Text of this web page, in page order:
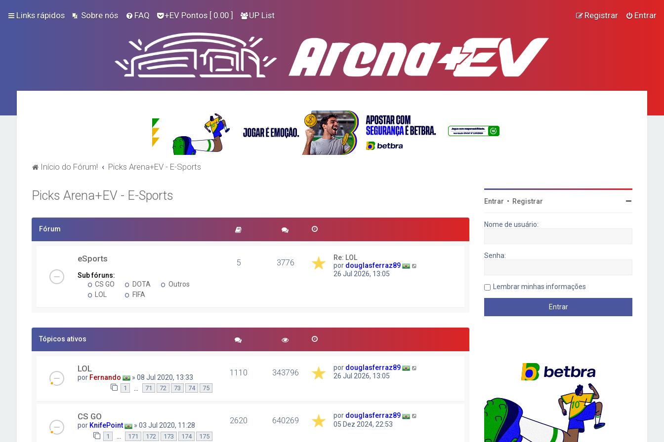
Links rápidos Sobre nós FAQ +EV Pontos [ 0.00 ] UP List Entrar
Registrar
Início do Fórum! Picks Arena+EV - E-Sports
Picks Arena+EV - E-Sports
Fórum
eSports
Sub fóruns:
CS GO
LOL
DOTA
FIFA
Outros
5 3776
Re: LOL
por douglasferraz89
a
n
26 Jul 2026, 13:05
Tópicos ativos
LOL
por Fernando » 08 Jul 2020, 13:33
1 71 72 73 74 75
1110 343796 por douglasferraz89
26 Jul 2026, 13:05
CS GO
por KnifePoint » 03 Jul 2020, 11:28
1 171 172 173 174 175
2620 640269 por douglasferraz89
05 Dez 2024, 22:53
Entrar • Registrar
Nome de usuário:
Senha:
Lembrar minhas informações